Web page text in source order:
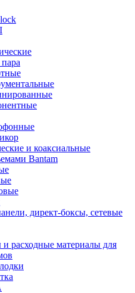
и коаксиальные
Bantam
директ-боксы, сетевые
расходные материалы для